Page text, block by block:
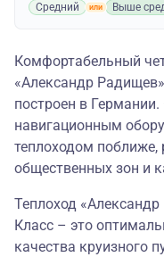
Средний Выше
Комфортабельный
«Александр
построен в
навигационным
теплоходом поближе,
общественных зон и
Теплоход
Класс – это
качества круизного